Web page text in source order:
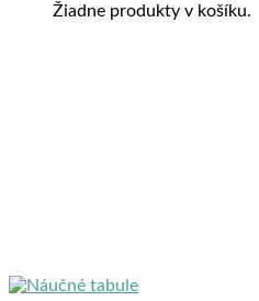
Žiadne produkty v košíku.